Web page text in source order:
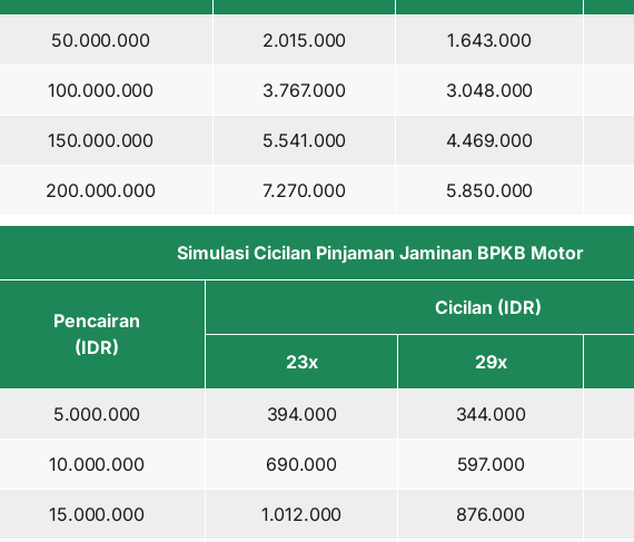
50.000.000 2.015.000 1.643.000
100.000.000 3.767.000 3.048.000
150.000.000 5.541.000 4.469.000
200.000.000 7.270.000 5.850.000
Simulasi Cicilan Pinjaman Jaminan BPKB Motor
Pencairan
(IDR)
Cicilan (IDR)
23x 29x
5.000.000 394.000 344.000
10.000.000 690.000 597.000
15.000.000 1.012.000 876.000